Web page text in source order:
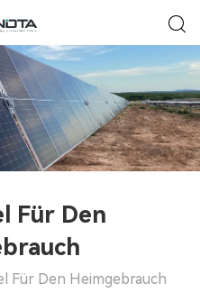
Für Den
Für Den Heimgebrauch